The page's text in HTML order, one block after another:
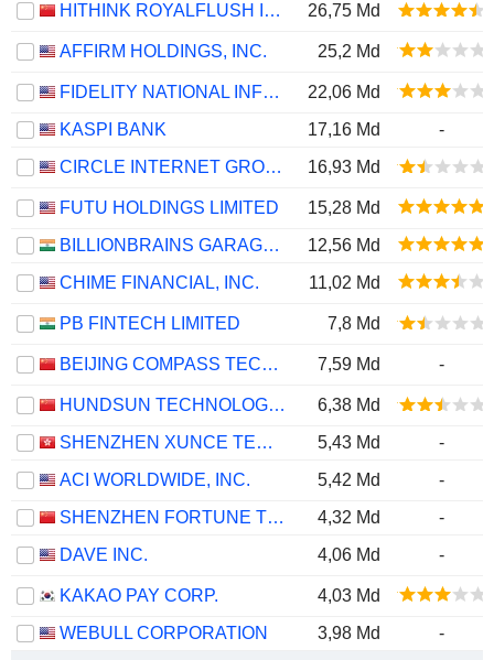
HITHINK ROYALFLUSH INFORMATION NETWORK CO., LTD. 26,75 Md
AFFIRM HOLDINGS, INC. 25,2 Md
FIDELITY NATIONAL INFORMATION SERVICES, INC.
22,06 Md
KASPI BANK
17,16 Md
-
CIRCLE INTERNET GROUP, INC.
16,93 Md
FUTU HOLDINGS LIMITED
15,28 Md
BILLIONBRAINS GARAGE VENTURES LIMITED
12,56 Md
CHIME FINANCIAL, INC.
11,02 Md
PB FINTECH LIMITED 7,8 Md
BEIJING COMPASS TECHNOLOGY DEVELOPMENT CO., LTD. 7,59 Md -
HUNDSUN TECHNOLOGIES INC.
6,38 Md
SHENZHEN XUNCE TECHNOLOGY CO., LTD.
5,43 Md
-
ACI WORLDWIDE, INC.
5,42 Md
-
SHENZHEN FORTUNE TREND TECHNOLOGY CO., LTD.
4,32 Md
-
DAVE INC.
4,06 Md -
KAKAO PAY CORP.
4,03 Md
WEBULL CORPORATION
3,98 Md
-